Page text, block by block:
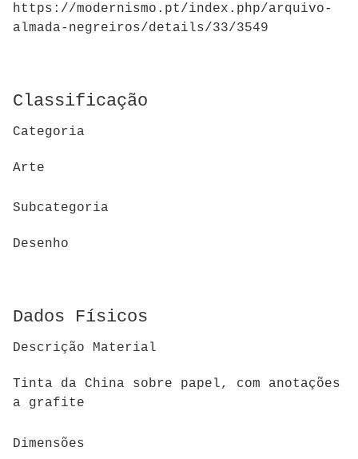
https://modernismo.pt/index.php/arquivo-
almada-negreiros/details/33/3549
Classificação
Categoria
Arte
Subcategoria
Desenho
Dados Físicos
Descrição Material
Tinta da China sobre papel, com anotações
a grafite
Dimensões